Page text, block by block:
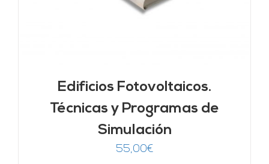
Edificios Fotovoltaicos.
Técnicas y Programas de
Simulación
55,00€